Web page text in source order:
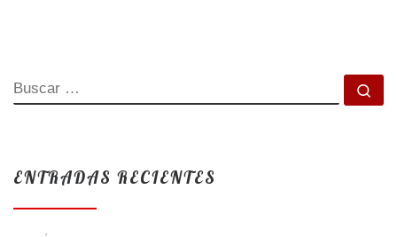
BUSCAR
ENTRADAS RECIENTES